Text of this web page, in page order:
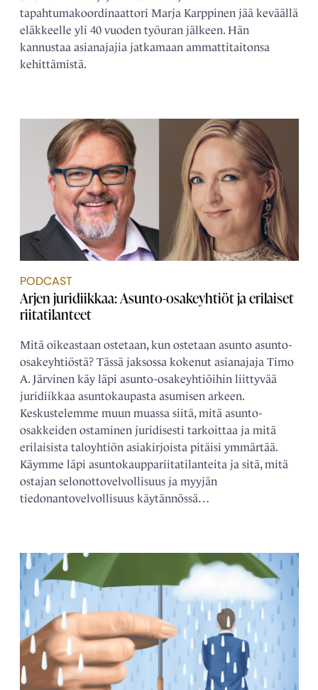
tapahtumakoordinaattori Marja Karppinen jää keväällä
eläkkeelle yli 40 vuoden työuran jälkeen. Hän
kannustaa asianajajia jatkamaan ammattitaitonsa
kehittämistä.
PODCAST
Arjen juridiikkaa: Asunto-osakeyhtiöt ja erilaiset
riitatilanteet
Mitä oikeastaan ostetaan, kun ostetaan asunto asunto-
osakeyhtiöstä? Tässä jaksossa kokenut asianajaja Timo
A. Järvinen käy läpi asunto-osakeyhtiöihin liittyvää
juridiikkaa asuntokaupasta asumisen arkeen.
Keskustelemme muun muassa siitä, mitä asunto-
osakkeiden ostaminen juridisesti tarkoittaa ja mitä
erilaisista taloyhtiön asiakirjoista pitäisi ymmärtää.
Käymme läpi asuntokauppariitatilanteita ja sitä, mitä
ostajan selonottovelvollisuus ja myyjän
tiedonantovelvollisuus käytännössä…